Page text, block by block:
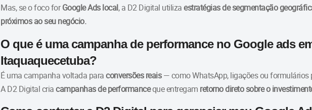
Mas, se o foco forGoogle Ads local , a D2 Digital utiliza estratégias de segmentação
próximos ao seu negócio.
O que é uma campanha de performance no Google ads
Itaquaquecetuba?
É uma campanha voltada para conversões reais— como WhatsApp, ligações ou formulários
A D2 Digital cria campanhas de performanceque entregam retorno direto sobre o